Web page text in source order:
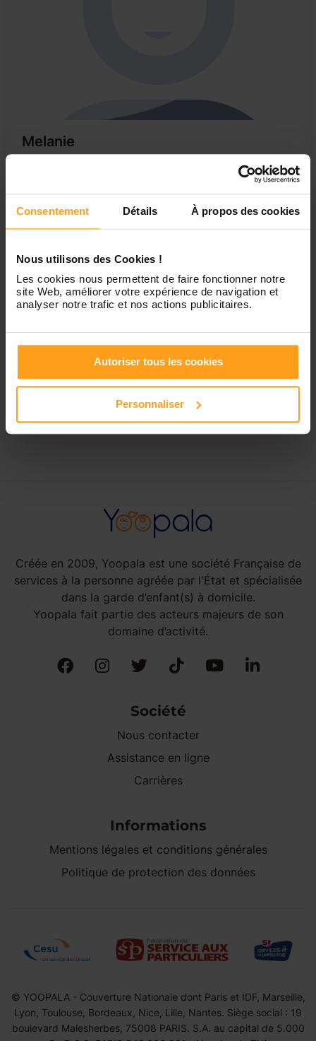
Consentement Détails À propos des cookies
Nous utilisons des Cookies !
Les cookies nous permettent de faire fonctionner notre
site Web, améliorer votre expérience de navigation et
analyser notre trafic et nos actions publicitaires.
Autoriser tous les cookies
Personnaliser
Melanie
Bonjour, Je m'appelle Mélanie j'ai 20 ans et jeune maman
d'une petite fille de 17 mois. J' habite dans l'arrière pays
Grassois mais je descend régulièrement (habitué au trajet)
Je suis dynamique et patiente, aime faire des activités,
travailler auprès d'eux...
Petites annonces de
babysitting à Andon
Créée en 2009, Yoopala est une société Française de
services à la personne agréée par l'État et spécialisée
dans la garde d’enfant(s) à domicile.
Yoopala fait partie des acteurs majeurs de son
domaine d’activité.
Société
Nous contacter
Assistance en ligne
Carrières
Informations
Mentions légales et conditions générales
Politique de protection des données
© YOOPALA - Couverture Nationale dont Paris et IDF, Marseille,
Lyon, Toulouse, Bordeaux, Nice, Lille, Nantes. Siège social : 19
boulevard Malesherbes, 75008 PARIS. S.A. au capital de 5.000